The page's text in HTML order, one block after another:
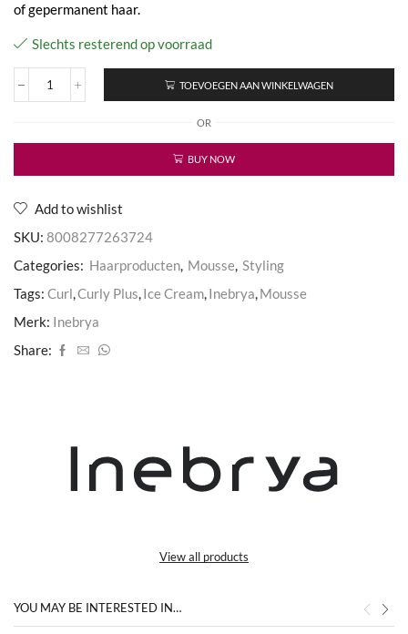
of gepermanent haar.
Slechts resterend op voorraad
Inebrya
Cream
Plus
Curl
aantal
TOEVOEGEN AAN WINKELWAGEN
OR
BUY NOW
Add to wishlist
SKU: 8008277263724
Categories: Haarproducten, Mousse, Styling
Tags: Curl,Curly Plus,Ice Cream,Inebrya,Mousse
Merk: Inebrya
Share:
View all products
YOU MAY BE INTERESTED IN…